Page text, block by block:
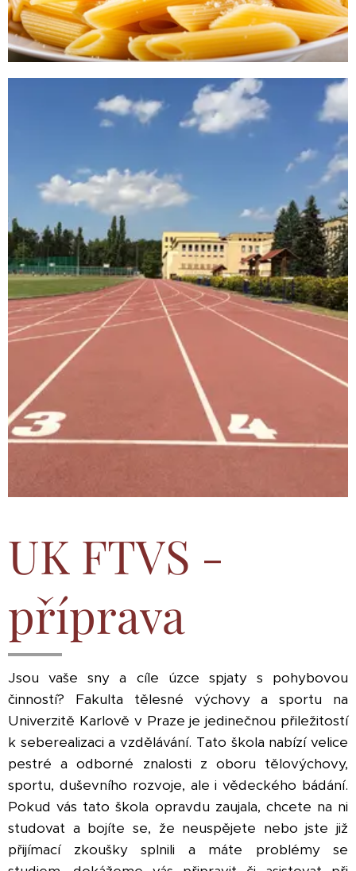
UK FTVS -
příprava
Jsou vaše sny a cíle úzce spjaty s pohybovou
činností? Fakulta tělesné výchovy a sportu na
Univerzitě Karlově v Praze je jedinečnou přiležitostí
k seberealizaci a vzdělávání. Tato škola nabízí velice
pestré a odborné znalosti z oboru tělovýchovy,
sportu, duševního rozvoje, ale i vědeckého bádání.
Pokud vás tato škola opravdu zaujala, chcete na ni
studovat a bojíte se, že neuspějete nebo jste již
přijímací zkoušky splnili a máte problémy se